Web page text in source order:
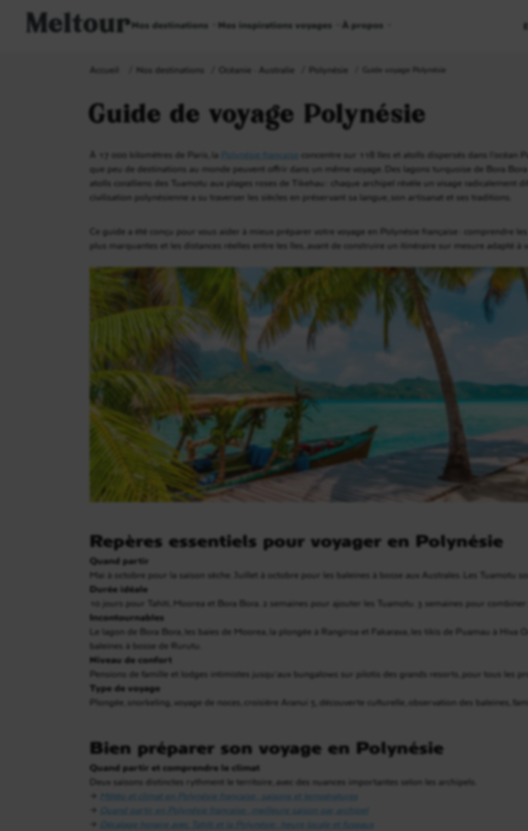
MeltourNos destinations Nos inspirations voyages À propos
Accueil Nos destinations Océanie - Australie Polynésie Guide voyage Polynésie
Guide de voyage Polynésie
À 17 000 kilomètres de Paris, la Polynésie française
concentre sur 118 îles et atolls dispersés dans l’océan
que peu de destinations au monde peuvent offrir dans un même voyage. Des lagons turquoise de Bora Bora
atolls coralliens des Tuamotu aux plages roses de Tikehau : chaque archipel révèle un visage radicalement
civilisation polynésienne a su traverser les siècles en préservant sa langue, son artisanat et ses traditions.
Ce guide a été conçu pour vous aider à mieux préparer votre voyage en Polynésie française : comprendre les
plus marquantes et les distances réelles entre les îles, avant de construire un itinéraire sur mesure adapté à
Repères essentiels pour voyager en Polynésie
Quand partir
Mai à octobre pour la saison sèche. Juillet à octobre pour les baleines à bosse aux Australes. Les Tuamotu
Durée idéale
10 jours pour Tahiti, Moorea et Bora Bora. 2 semaines pour ajouter les Tuamotu. 3 semaines pour combiner
Incontournables
Le lagon de Bora Bora, les baies de Moorea, la plongée à Rangiroa et Fakarava, les tikis de Puamau à Hiva
baleines à bosse de Rurutu.
Niveau de confort
Pensions de famille et lodges intimistes jusqu’aux bungalows sur pilotis des grands resorts, pour tous les
Type de voyage
Plongée, snorkeling, voyage de noces, croisière Aranui 5, découverte culturelle, observation des baleines,
Bien préparer son voyage en Polynésie
Quand partir et comprendre le climat
Deux saisons distinctes rythment le territoire, avec des nuances importantes selon les archipels.
→
Météo et climat en Polynésie française : saisons et températures
→
Quand partir en Polynésie française : meilleure saison par archipel
→
Décalage horaire avec Tahiti et la Polynésie : heure locale et fuseaux